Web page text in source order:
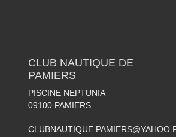
CLUB NAUTIQUE DE
PAMIERS
PISCINE NEPTUNIA
09100 PAMIERS